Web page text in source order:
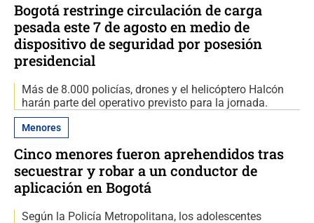
Bogotá restringe circulación de carga
pesada este 7 de agosto en medio de
dispositivo de seguridad por posesión
presidencial
Más de 8.000 policías, drones y el helicóptero Halcón
harán parte del operativo previsto para la jornada.
Menores
Cinco menores fueron aprehendidos tras
secuestrar y robar a un conductor de
aplicación en Bogotá
Según la Policía Metropolitana, los adolescentes